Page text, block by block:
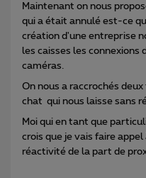
Maintenant on nous
qui a était annulé est-ce
création d'une entreprise
les caisses les
caméras.
On nous a raccrochés
chat qui nous laisse sans
Moi qui en tant que
crois que je vais faire
réactivité de la part de